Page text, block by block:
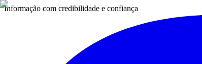
Informação com credibilidade e confiança